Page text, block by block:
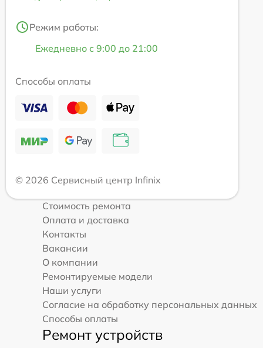
Режим работы:
Ежедневно с 9:00 до 21:00
Способы оплаты
© 2026 Сервисный центр Infinix
Стоимость ремонта
Оплата и доставка
Контакты
Вакансии
О компании
Ремонтируемые модели
Наши услуги
Согласие на обработку персональных данных
Способы оплаты
Ремонт устройств